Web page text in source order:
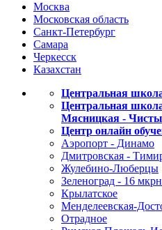
Москва
Московская область
Санкт-Петербург
Самара
Черкесск
Казахстан
Центральная
Центральная
Мясницкая -
Центр онлайн
Аэропорт - Динамо
Дмитровская -
Жулебино-Люберцы
Зеленоград - 16
Крылатское
Менделеевская-
Отрадное